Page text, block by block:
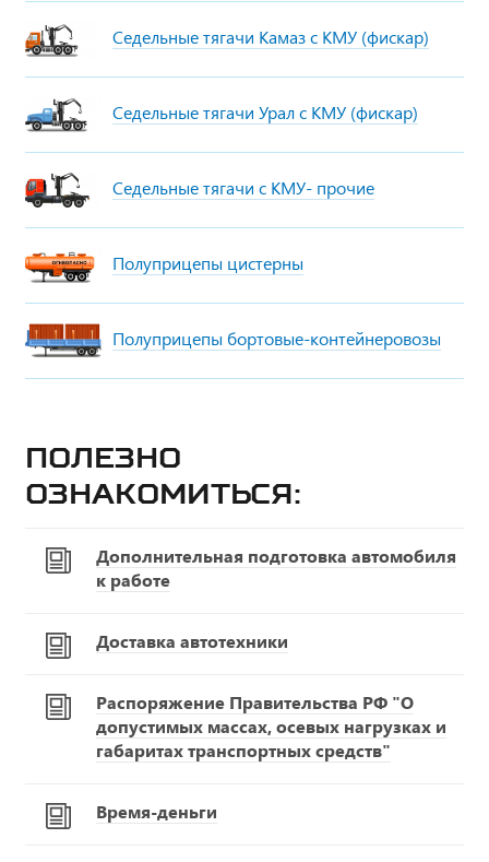
Седельные тягачи Камаз с КМУ (фискар)
Седельные тягачи Урал с КМУ (фискар)
Седельные тягачи с КМУ- прочие
Полуприцепы цистерны
Полуприцепы бортовые-контейнеровозы
Полезно
ознакомиться:
Дополнительная подготовка автомобиля
к работе
Доставка автотехники
Распоряжение Правительства РФ "О
допустимых массах, осевых нагрузках и
габаритах транспортных средств"
Время-деньги